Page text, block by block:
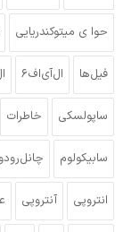
حوا ی میتوکندریایی
فیل‌ها ال‌آی‌اف۶
ساپولسکی خاطرات
سابیکولوم
انتروپی آنتروپی